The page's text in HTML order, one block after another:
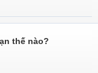
thế nào?